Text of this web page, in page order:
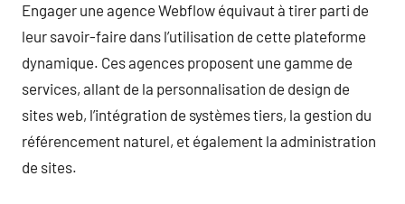
Engager une agence Webflow équivaut à tirer parti de
leur savoir-faire dans l’utilisation de cette plateforme
dynamique. Ces agences proposent une gamme de
services, allant de la personnalisation de design de
sites web, l’intégration de systèmes tiers, la gestion du
référencement naturel, et également la administration
de sites.